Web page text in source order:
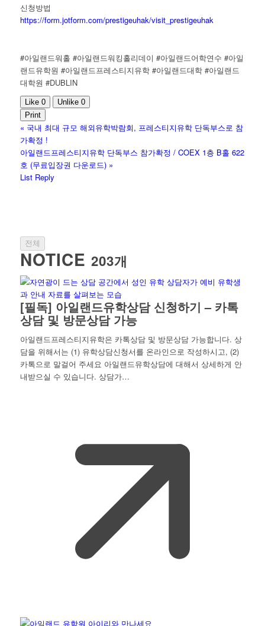
신청방법
https://form.jotform.com/prestigeuhak/visit_prestigeuhak
#아일랜드워홀 #아일랜드워킹홀리데이 #아일랜드어학연수 #아일
랜드유학원 #아일랜드프레스티지유학 #아일랜드대학 #아일랜드
대학원 #DUBLIN
Like 0 Unlike 0
Print
« 국내 최대 규모 해외유학박람회, 프레스티지유학 단독부스로 참
가확정 !
아일랜드프레스티지유학 단독부스 참가확정 / COEX 1층 B홀 622
호 (무료입장권 다운로드) »
List Reply
전체
NOTICE 203개
[필독] 아일랜드유학상담 신청하기 – 카톡
상담 및 방문상담 가능
아일랜드프레스티지유학은 카톡상담 및 방문상담 가능합니다. 상
담을 위해서는 (1) 유학상담신청서를 온라인으로 작성하시고, (2)
카톡으로 말걸어 주세요 아일랜드유학상담에 대해서 상세하게 안
내받으실 수 있습니다. 상담가…